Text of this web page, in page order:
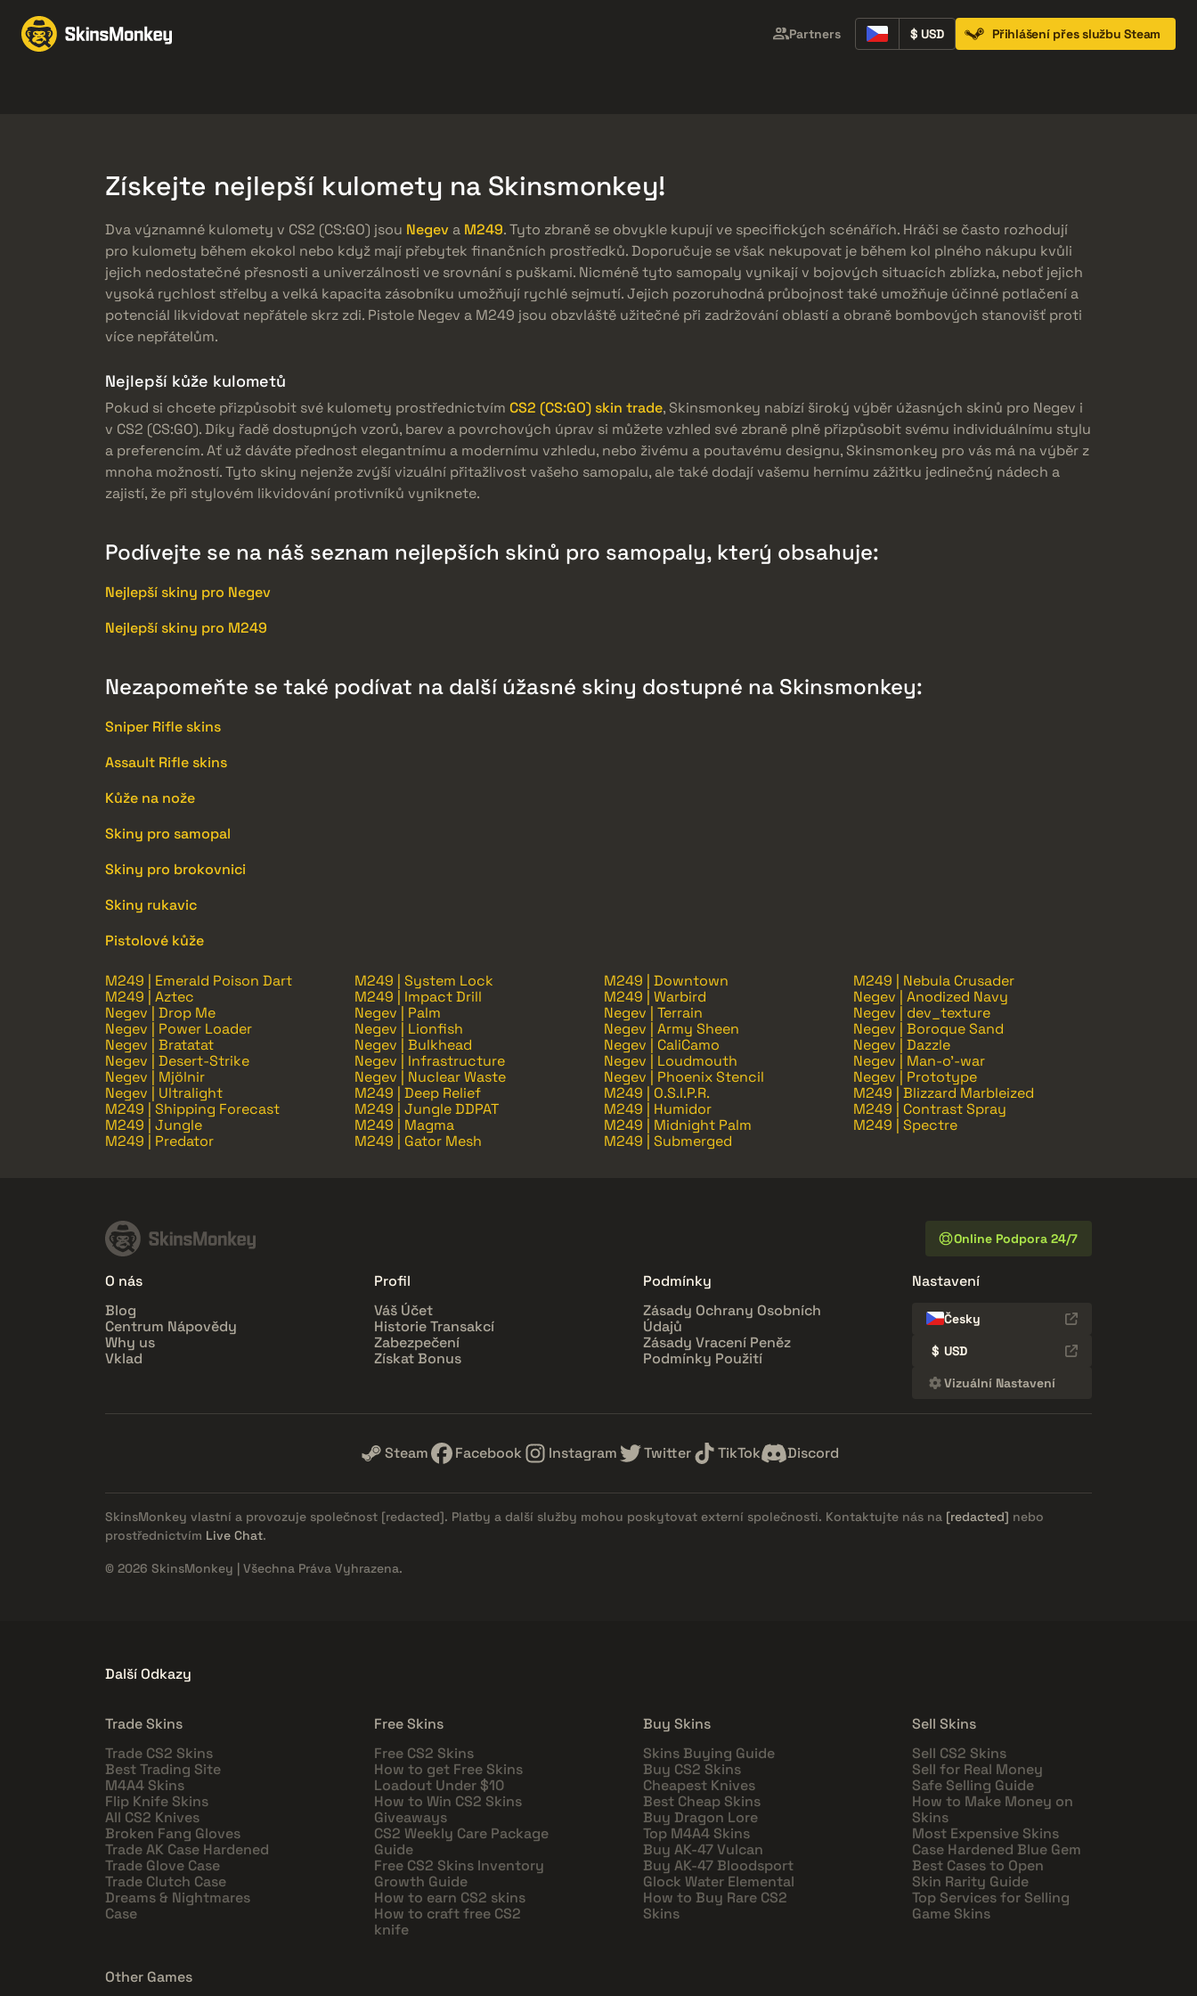
Více Partners $ USD Přihlášení přes službu Steam
Získejte nejlepší kulomety na Skinsmonkey!
Dva významné kulomety v CS2 (CS:GO) jsou Negev a M249. Tyto zbraně se obvykle kupují ve specifických scénářích. Hráči se často rozhodují
pro kulomety během ekokol nebo když mají přebytek finančních prostředků. Doporučuje se však nekupovat je během kol plného nákupu kvůli
jejich nedostatečné přesnosti a univerzálnosti ve srovnání s puškami. Nicméně tyto samopaly vynikají v bojových situacích zblízka, neboť jejich
vysoká rychlost střelby a velká kapacita zásobníku umožňují rychlé sejmutí. Jejich pozoruhodná průbojnost také umožňuje účinné potlačení a
potenciál likvidovat nepřátele skrz zdi. Pistole Negev a M249 jsou obzvláště užitečné při zadržování oblastí a obraně bombových stanovišť proti
více nepřátelům.
Nejlepší kůže kulometů
Pokud si chcete přizpůsobit své kulomety prostřednictvím CS2 (CS:GO) skin trade, Skinsmonkey nabízí široký výběr úžasných skinů pro Negev i
v CS2 (CS:GO). Díky řadě dostupných vzorů, barev a povrchových úprav si můžete vzhled své zbraně plně přizpůsobit svému individuálnímu stylu
a preferencím. Ať už dáváte přednost elegantnímu a modernímu vzhledu, nebo živému a poutavému designu, Skinsmonkey pro vás má na výběr z
mnoha možností. Tyto skiny nejenže zvýší vizuální přitažlivost vašeho samopalu, ale také dodají vašemu hernímu zážitku jedinečný nádech a
zajistí, že při stylovém likvidování protivníků vyniknete.
Podívejte se na náš seznam nejlepších skinů pro samopaly, který obsahuje:
Nejlepší skiny pro Negev
Nejlepší skiny pro M249
Nezapomeňte se také podívat na další úžasné skiny dostupné na Skinsmonkey:
Sniper Rifle skins
Assault Rifle skins
Kůže na nože
Skiny pro samopal
Skiny pro brokovnici
Skiny rukavic
Pistolové kůže
M249 | Emerald Poison Dart M249 | System Lock M249 | Downtown
M249 | Nebula Crusader
M249 | Aztec
M249 | Impact Drill M249 | Warbird
Negev | Anodized Navy
Negev | Drop Me
Negev | Palm Negev | Terrain
Negev | dev_texture
Negev | Power Loader
Negev | Lionfish Negev | Army Sheen
Negev | Boroque Sand
Negev | Bratatat
Negev | Bulkhead Negev | CaliCamo
Negev | Dazzle
Negev | Desert-Strike
Negev | Infrastructure Negev | Loudmouth
Negev | Man-o'-war
Negev | Mjölnir
Negev | Nuclear Waste Negev | Phoenix Stencil
Negev | Prototype
Negev | Ultralight
M249 | Deep Relief M249 | O.S.I.P.R.
M249 | Blizzard Marbleized
M249 | Shipping Forecast
M249 | Jungle DDPAT M249 | Humidor
M249 | Contrast Spray
M249 | Jungle
M249 | Magma M249 | Midnight Palm
M249 | Spectre
M249 | Predator
M249 | Gator Mesh M249 | Submerged
Online Podpora 24/7
O nás
Blog
Centrum Nápovědy
Why us
Vklad
Profil
Váš Účet
Historie Transakcí
Zabezpečení
Získat Bonus
Podmínky
Zásady Ochrany Osobních
Údajů
Zásady Vracení Peněz
Podmínky Použití
Nastavení
Česky
$ USD
Vizuální Nastavení
Steam Facebook Instagram Twitter TikTok Discord
SkinsMonkey vlastní a provozuje společnost [redacted]. Platby a další služby mohou poskytovat externí společnosti. Kontaktujte nás na [redacted] nebo
prostřednictvím Live Chat.
© 2026 SkinsMonkey | Všechna Práva Vyhrazena.
Další Odkazy
Trade Skins
Trade CS2 Skins
Best Trading Site
M4A4 Skins
Flip Knife Skins
All CS2 Knives
Broken Fang Gloves
Trade AK Case Hardened
Trade Glove Case
Trade Clutch Case
Dreams & Nightmares
Case
Free Skins
Free CS2 Skins
How to get Free Skins
Loadout Under $10
How to Win CS2 Skins
Giveaways
CS2 Weekly Care Package
Guide
Free CS2 Skins Inventory
Growth Guide
How to earn CS2 skins
How to craft free CS2
knife
Buy Skins
Skins Buying Guide
Buy CS2 Skins
Cheapest Knives
Best Cheap Skins
Buy Dragon Lore
Top M4A4 Skins
Buy AK-47 Vulcan
Buy AK-47 Bloodsport
Glock Water Elemental
How to Buy Rare CS2
Skins
Sell Skins
Sell CS2 Skins
Sell for Real Money
Safe Selling Guide
How to Make Money on
Skins
Most Expensive Skins
Case Hardened Blue Gem
Best Cases to Open
Skin Rarity Guide
Top Services for Selling
Game Skins
Other Games